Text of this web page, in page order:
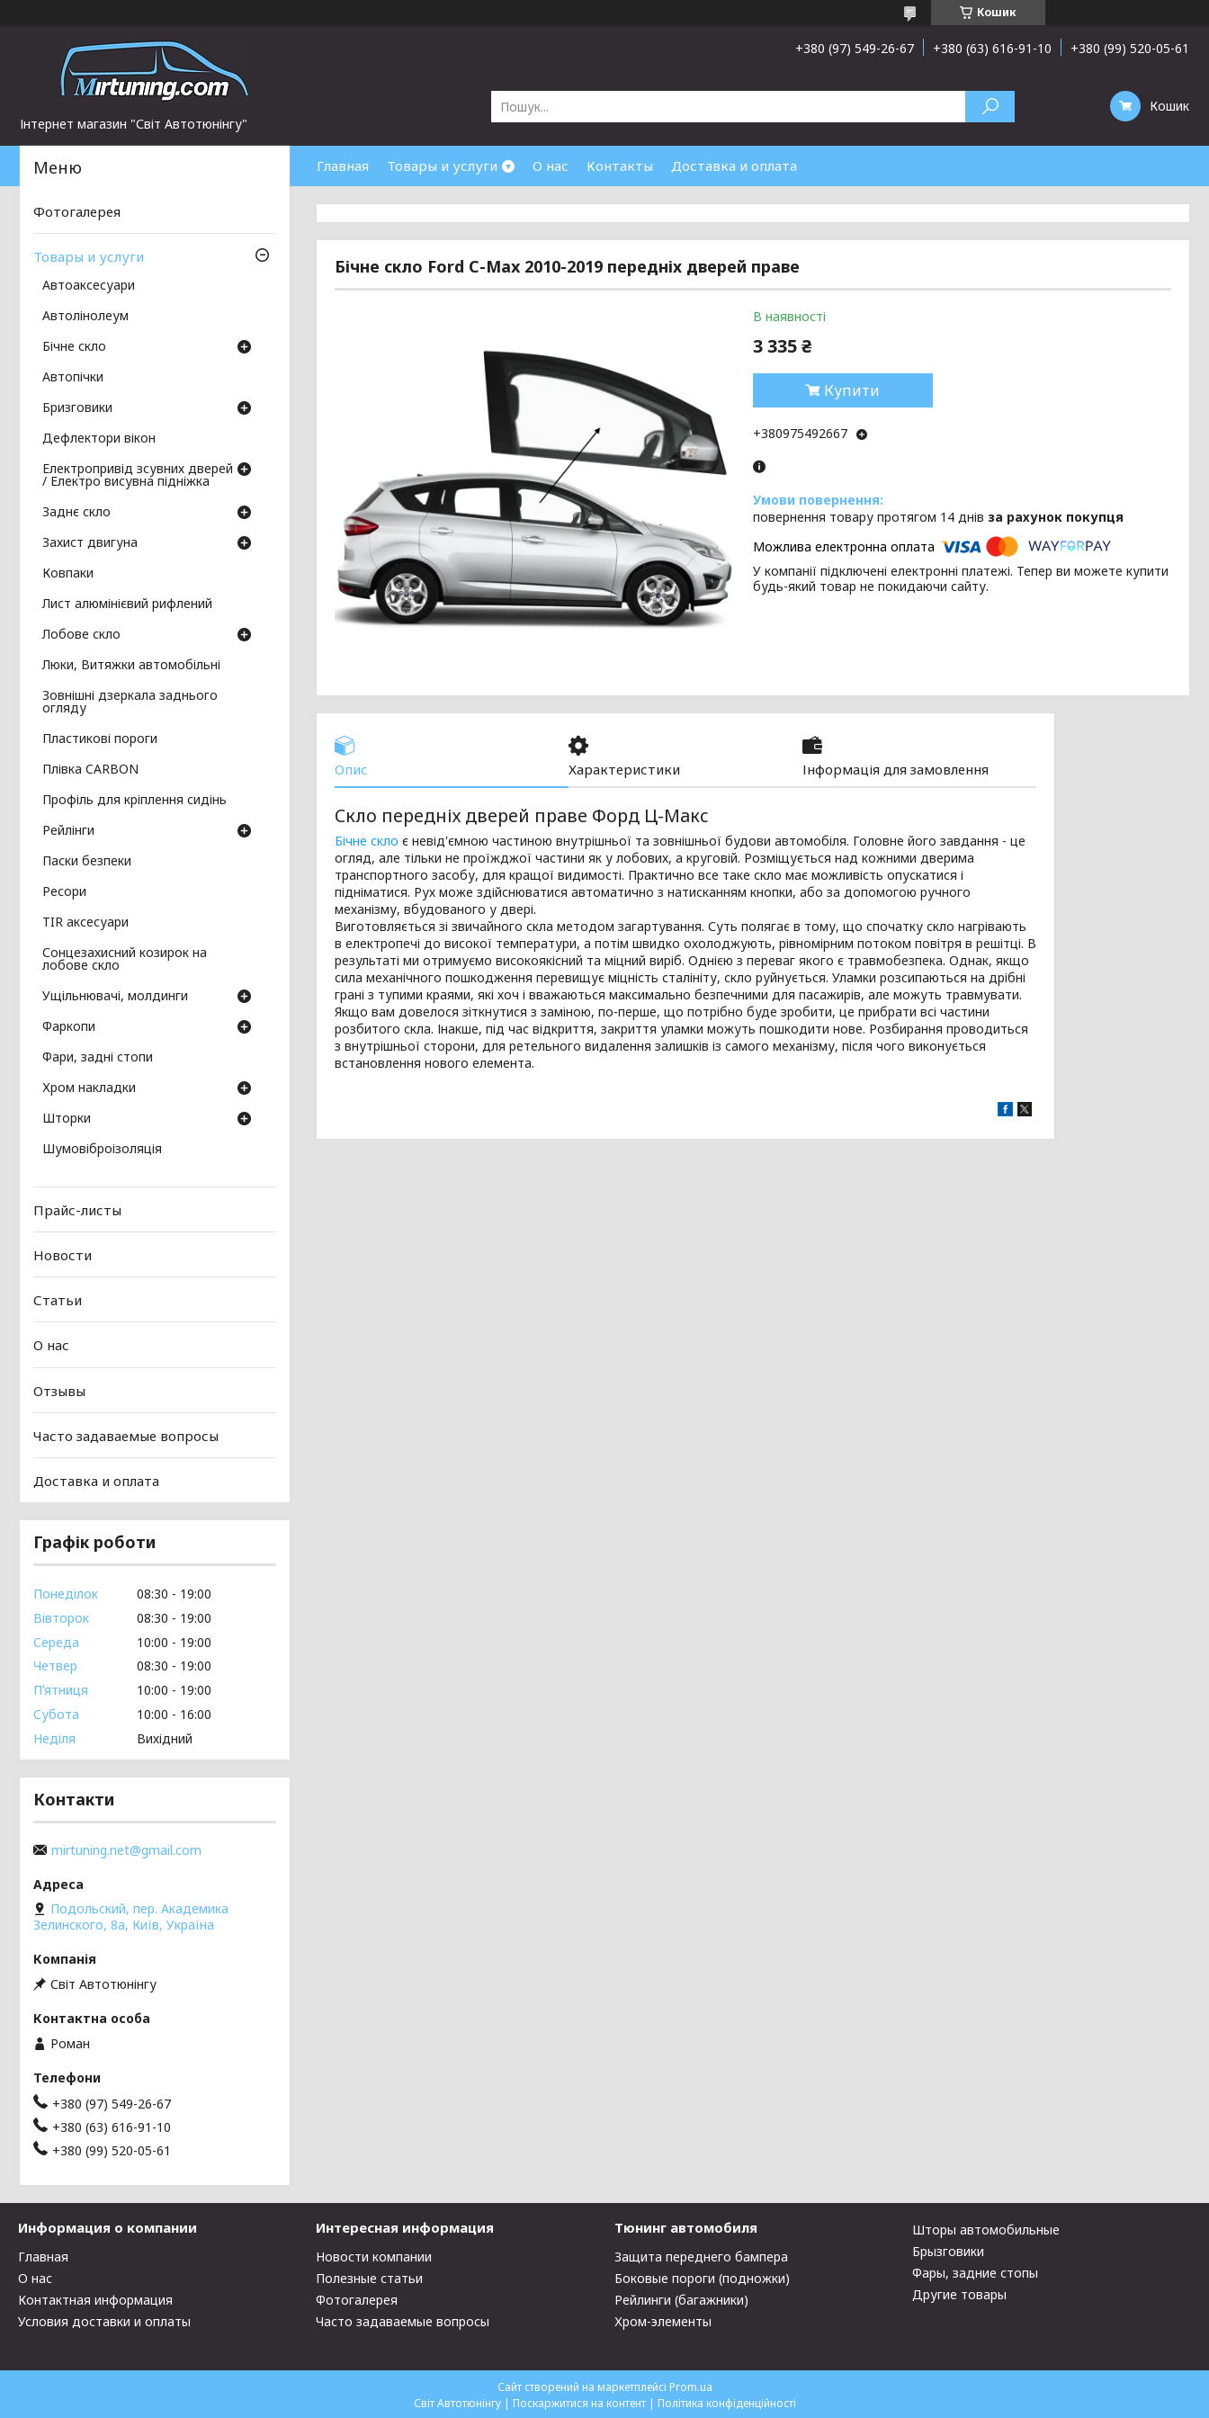
Кошик
Інтернет магазин "Світ Автотюнінгу"
+380 (97) 549-26-67 +380 (63) 616-91-10 +380 (99) 520-05-61
Кошик
Главная Товары и услуги О нас Контакты Доставка и оплата
Бічне скло Ford C-Max 2010-2019 передніх дверей праве
В наявності
3 335 ₴
Купити
+380975492667
повернення товару протягом 14 днів за рахунок покупця
У компанії підключені електронні платежі. Тепер ви можете купити
будь-який товар не покидаючи сайту.
Опис Характеристики Інформація для замовлення
Скло передніх дверей праве Форд Ц-Макс
Бічне скло є невід'ємною частиною внутрішньої та зовнішньої будови автомобіля. Головне його завдання - це
огляд, але тільки не проїжджої частини як у лобових, а круговій. Розміщується над кожними дверима
транспортного засобу, для кращої видимості. Практично все таке скло має можливість опускатися і
підніматися. Рух може здійснюватися автоматично з натисканням кнопки, або за допомогою ручного
механізму, вбудованого у двері.
Виготовляється зі звичайного скла методом загартування. Суть полягає в тому, що спочатку скло нагрівають
в електропечі до високої температури, а потім швидко охолоджують, рівномірним потоком повітря в решітці. В
результаті ми отримуємо високоякісний та міцний виріб. Однією з переваг якого є травмобезпека. Однак, якщо
сила механічного пошкодження перевищує міцність сталініту, скло руйнується. Уламки розсипаються на дрібні
грані з тупими краями, які хоч і вважаються максимально безпечними для пасажирів, але можуть травмувати.
Якщо вам довелося зіткнутися з заміною, по-перше, що потрібно буде зробити, це прибрати всі частини
розбитого скла. Інакше, під час відкриття, закриття уламки можуть пошкодити нове. Розбирання проводиться
з внутрішньої сторони, для ретельного видалення залишків із самого механізму, після чого виконується
встановлення нового елемента.
Фотогалерея
Товары и услуги
Автоаксесуари
Автолінолеум
Бічне скло
Автопічки
Бризговики
Дефлектори вікон
Електропривід зсувних дверей
/ Електро висувна підніжка
Заднє скло
Захист двигуна
Ковпаки
Лист алюмінієвий рифлений
Лобове скло
Люки, Витяжки автомобільні
Зовнішні дзеркала заднього
огляду
Пластикові пороги
Плівка CARBON
Профіль для кріплення сидінь
Рейлінги
Паски безпеки
Ресори
TIR аксесуари
Сонцезахисний козирок на
лобове скло
Ущільнювачі, молдинги
Фаркопи
Фари, задні стопи
Хром накладки
Шторки
Шумовіброізоляція
Прайс-листы
Новости
Статьи
О нас
Отзывы
Часто задаваемые вопросы
Доставка и оплата
Графік роботи
Понеділок 08:30
19:00
Вівторок
08:30
19:00
Середа
10:00
19:00
Четвер
08:30
19:00
Пʼятниця
10:00
19:00
Субота
10:00
16:00
Неділя
Вихідний
Контакти
mirtuning.net@gmail.com
Подольский, пер. Академика
Зелинского, 8а, Київ, Україна
Світ Автотюнінгу
Роман
+380 (97) 549-26-67
+380 (63) 616-91-10
+380 (99) 520-05-61
Информация о компании
Главная
О нас
Контактная информация
Условия доставки и оплаты
Интересная информация
Новости компании
Полезные статьи
Фотогалерея
Часто задаваемые вопросы
Тюнинг автомобиля
Защита переднего бампера
Боковые пороги (подножки)
Рейлинги (багажники)
Хром-элементы
Шторы автомобильные
Брызговики
Фары, задние стопы
Другие товары
Сайт створений на маркетплейсі Prom.ua
Світ Автотюнінгу | Поскаржитися на контент | Політика конфіденційності